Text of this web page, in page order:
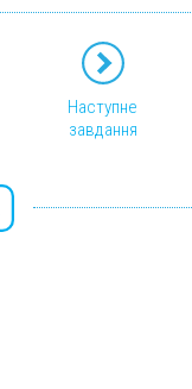
Наступне
завдання